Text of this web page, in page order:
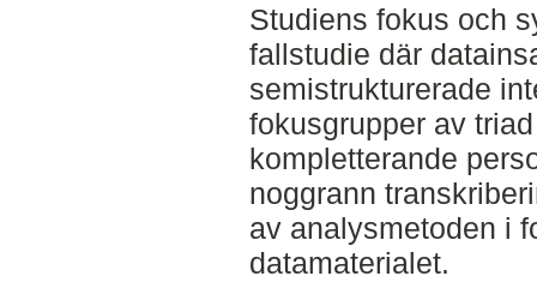
Studiens fokus och
fallstudie där
semistrukturerade
fokusgrupper av
kompletterande
noggrann
av analysmetoden i
datamaterialet.